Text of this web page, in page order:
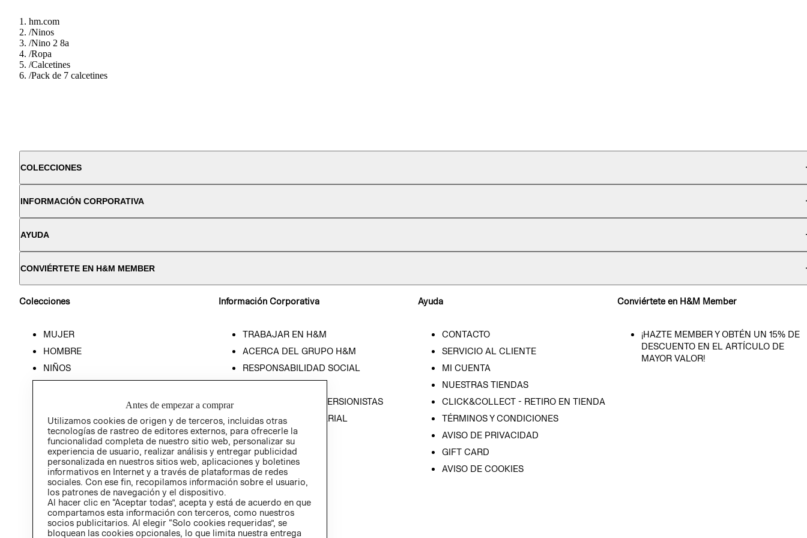
hm.com
/Ninos
/Nino 2 8a
/Ropa
/Calcetines
/Pack de 7 calcetines
COLECCIONES
INFORMACIÓN CORPORATIVA
AYUDA
CONVIÉRTETE EN H&M MEMBER
Colecciones
MUJER
HOMBRE
NIÑOS
Información Corporativa
TRABAJAR EN H&M
ACERCA DEL GRUPO H&M
RESPONSABILIDAD SOCIAL
RELACIÓN CON INVERSIONISTAS
POLÍTICA EMPRESARIAL
Ayuda
CONTACTO
SERVICIO AL CLIENTE
MI CUENTA
NUESTRAS TIENDAS
CLICK&COLLECT - RETIRO EN TIENDA
TÉRMINOS Y CONDICIONES
AVISO DE PRIVACIDAD
GIFT CARD
AVISO DE COOKIES
Conviértete en H&M Member
¡HAZTE MEMBER Y OBTÉN UN 15% DE
DESCUENTO EN EL ARTÍCULO DE
MAYOR VALOR!
Antes de empezar a comprar
Utilizamos cookies de origen y de terceros, incluidas otras
tecnologías de rastreo de editores externos, para ofrecerle la
funcionalidad completa de nuestro sitio web, personalizar su
experiencia de usuario, realizar análisis y entregar publicidad
personalizada en nuestros sitios web, aplicaciones y boletines
informativos en Internet y a través de plataformas de redes
sociales. Con ese fin, recopilamos información sobre el usuario,
los patrones de navegación y el dispositivo.
Al hacer clic en “Aceptar todas”, acepta y está de acuerdo en que
compartamos esta información con terceros, como nuestros
socios publicitarios. Al elegir “Solo cookies requeridas”, se
bloquean las cookies opcionales, lo que limita nuestra entrega